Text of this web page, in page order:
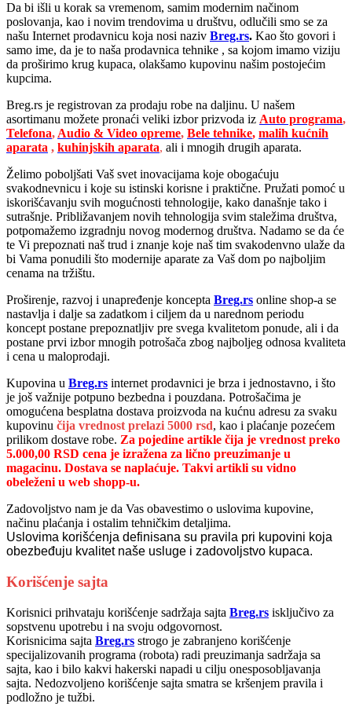
Da bi išli u korak sa vremenom, samim modernim načinom
poslovanja, kao i novim trendovima u društvu, odlučili smo se za
našu Internet prodavnicu koja nosi naziv Breg.rs. Kao što govori i
samo ime, da je to naša prodavnica tehnike , sa kojom imamo viziju
da proširimo krug kupaca, olakšamo kupovinu našim postojećim
kupcima.
Breg.rs je registrovan za prodaju robe na daljinu. U našem
asortimanu možete pronaći veliki izbor prizvoda iz Auto programa,
Telefona, Audio & Video opreme, Bele tehnike, malih kućnih
aparata , kuhinjskih aparata, ali i mnogih drugih aparata.
Želimo poboljšati Vaš svet inovacijama koje obogaćuju
svakodnevnicu i koje su istinski korisne i praktične. Pružati pomoć u
iskorišćavanju svih mogućnosti tehnologije, kako današnje tako i
sutrašnje. Približavanjem novih tehnologija svim staležima društva,
potpomažemo izgradnju novog modernog društva. Nadamo se da će
te Vi prepoznati naš trud i znanje koje naš tim svakodenvno ulaže da
bi Vama ponudili što modernije aparate za Vaš dom po najboljim
cenama na tržištu.
Proširenje, razvoj i unapređenje koncepta Breg.rs online shop-a se
nastavlja i dalje sa zadatkom i ciljem da u narednom periodu
koncept postane prepoznatljiv pre svega kvalitetom ponude, ali i da
postane prvi izbor mnogih potrošača zbog najboljeg odnosa kvaliteta
i cena u maloprodaji.
Kupovina u Breg.rs internet prodavnici je brza i jednostavno, i što
je još važnije potpuno bezbedna i pouzdana. Potrošačima je
omogućena besplatna dostava proizvoda na kućnu adresu za svaku
kupovinu čija vrednost prelazi 5000 rsd, kao i plaćanje pozećem
prilikom dostave robe. Za pojedine artikle čija je vrednost preko
5.000,00 RSD cena je izražena za lično preuzimanje u
magacinu. Dostava se naplaćuje. Takvi artikli su vidno
obeleženi u web shopp-u.
Zadovoljstvo nam je da Vas obavestimo o uslovima kupovine,
načinu plaćanja i ostalim tehničkim detaljima.
Uslovima korišćenja definisana su pravila pri kupovini koja
obezbeđuju kvalitet naše usluge i zadovoljstvo kupaca.
Korišćenje sajta
Korisnici prihvataju korišćenje sadržaja sajta Breg.rs isključivo za
sopstvenu upotrebu i na svoju odgovornost.
Korisnicima sajta Breg.rs strogo je zabranjeno korišćenje
specijalizovanih programa (robota) radi preuzimanja sadržaja sa
sajta, kao i bilo kakvi hakerski napadi u cilju onesposobljavanja
sajta. Nedozvoljeno korišćenje sajta smatra se kršenjem pravila i
podložno je tužbi.